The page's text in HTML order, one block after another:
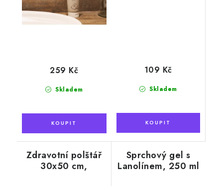
Skladem
259 Kč
Skladem
109 Kč
Zdravotní polštář
30x50 cm,
Sprchový gel s
Lanolínem, 250 ml